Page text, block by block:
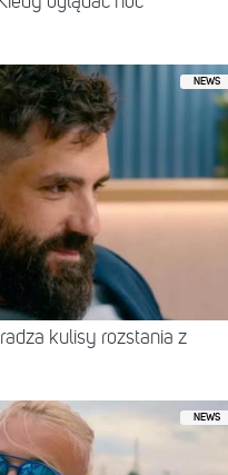
NEWS
kulisy rozstania z
NEWS